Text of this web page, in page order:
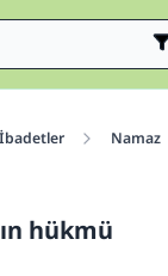
İbadetler Namaz
hükmü